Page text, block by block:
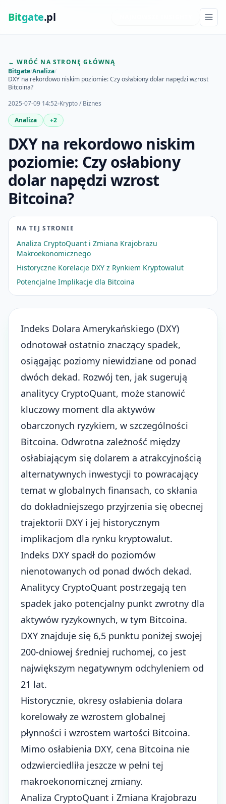
Bitgate.pl
← WRÓĆ NA STRONĘ GŁÓWNĄ
Bitgate/Analiza/
DXY na rekordowo niskim poziomie: Czy osłabiony dolar napędzi wzrost
Bitcoina?
2025-07-09 14:52 Krypto / Biznes
Analiza
+2
DXY na rekordowo niskim
poziomie: Czy osłabiony
dolar napędzi wzrost
Bitcoina?
NA TEJ STRONIE
Analiza CryptoQuant i Zmiana Krajobrazu
Makroekonomicznego
Historyczne Korelacje DXY z Rynkiem Kryptowalut
Potencjalne Implikacje dla Bitcoina
Indeks Dolara Amerykańskiego (DXY)
odnotował ostatnio znaczący spadek,
osiągając poziomy niewidziane od ponad
dwóch dekad. Rozwój ten, jak sugerują
analitycy CryptoQuant, może stanowić
kluczowy moment dla aktywów
obarczonych ryzykiem, w szczególności
Bitcoina. Odwrotna zależność między
osłabiającym się dolarem a atrakcyjnością
alternatywnych inwestycji to powracający
temat w globalnych finansach, co skłania
do dokładniejszego przyjrzenia się obecnej
trajektorii DXY i jej historycznym
implikacjom dla rynku kryptowalut.
Indeks DXY spadł do poziomów
nienotowanych od ponad dwóch dekad.
Analitycy CryptoQuant postrzegają ten
spadek jako potencjalny punkt zwrotny dla
aktywów ryzykownych, w tym Bitcoina.
DXY znajduje się 6,5 punktu poniżej swojej
200-dniowej średniej ruchomej, co jest
największym negatywnym odchyleniem od
21 lat.
Historycznie, okresy osłabienia dolara
korelowały ze wzrostem globalnej
płynności i wzrostem wartości Bitcoina.
Mimo osłabienia DXY, cena Bitcoina nie
odzwierciedliła jeszcze w pełni tej
makroekonomicznej zmiany.
Analiza CryptoQuant i Zmiana Krajobrazu